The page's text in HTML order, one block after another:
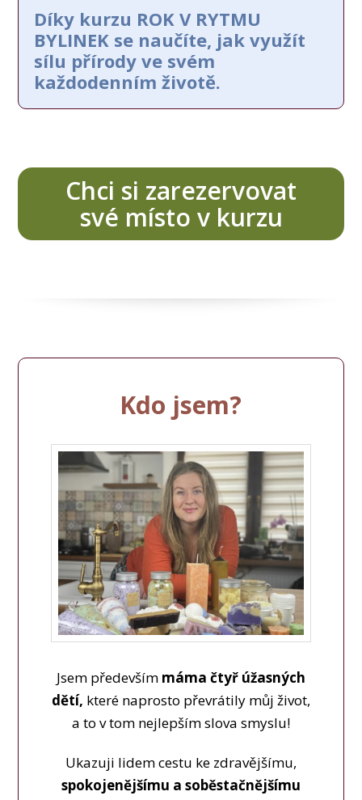
Díky kurzu ROK V RYTMU
BYLINEK se naučíte, jak využít
sílu přírody ve svém
každodenním životě.
Chci si zarezervovat
své místo v kurzu
Kdo jsem?
Jsem především máma čtyř úžasných
dětí, které naprosto převrátily můj život,
a to v tom nejlepším slova smyslu!
Ukazuji lidem cestu ke zdravějšímu,
spokojenějšímu a soběstačnějšímu